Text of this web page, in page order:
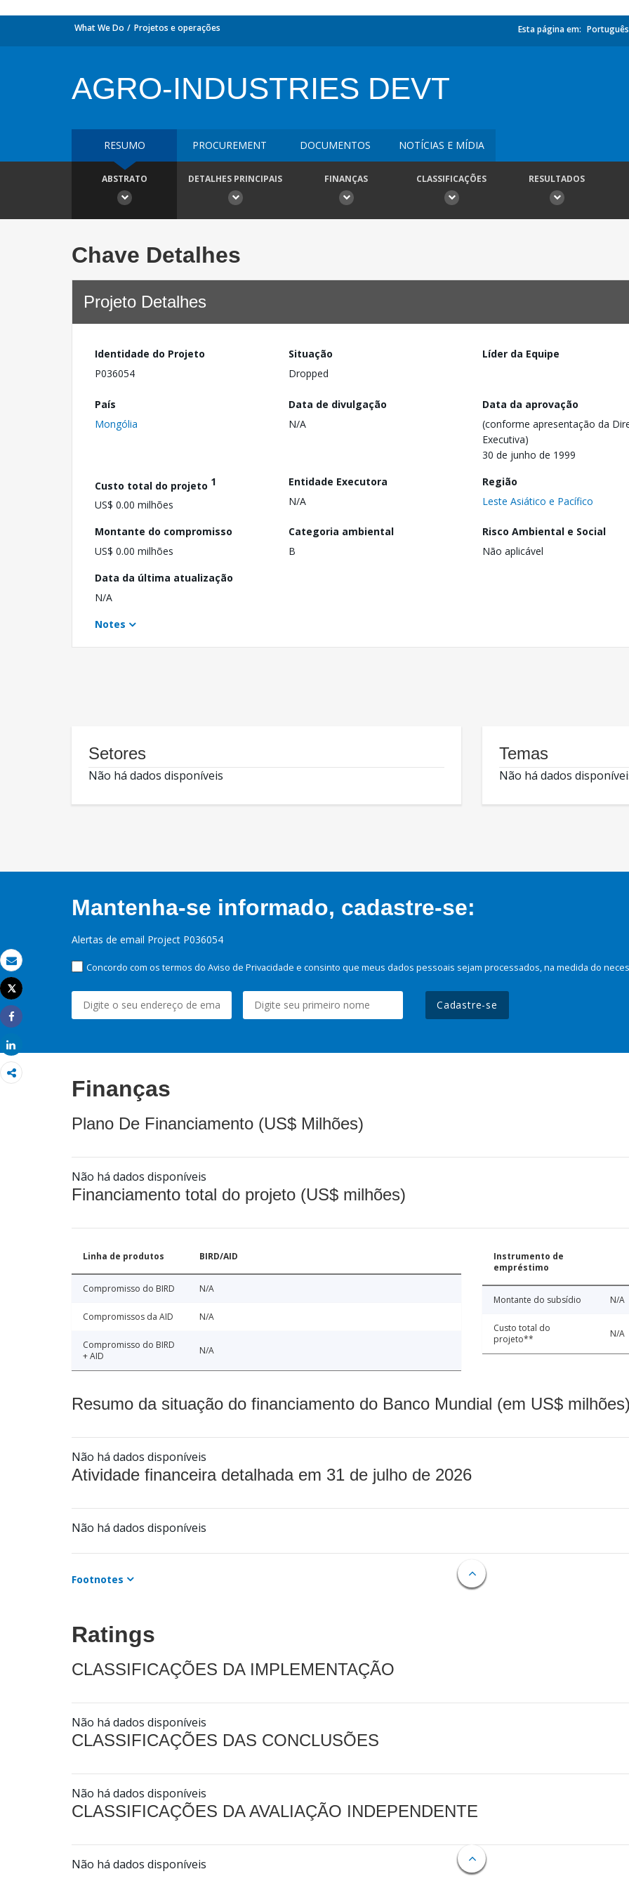
Email
Imprimir
Tweet
Share
What We Do Projetos e operações Esta página em: Português
AGRO-INDUSTRIES DEVT
RESUMO PROCUREMENT DOCUMENTOS NOTÍCIAS E MÍDIA
ABSTRATO DETALHES PRINCIPAIS FINANÇAS CLASSIFICAÇÕES RESULTADOS
Chave Detalhes
Projeto Detalhes
Identidade do Projeto
P036054
Situação
Dropped
Líder da Equipe
País
Mongólia
Data de divulgação
N/A
Data da aprovação
(conforme apresentação da
Executiva)
30 de junho de 1999
Custo total do projeto 1
US$ 0.00 milhões
Entidade Executora
N/A
Região
Leste Asiático e Pacífico
Montante do compromisso
US$ 0.00 milhões
Categoria ambiental
B
Risco Ambiental e Social
Não aplicável
Data da última atualização
N/A
Notes
Setores
Não há dados disponíveis
Temas
Não há dados
Mantenha-se informado, cadastre-se:
Alertas de email Project P036054
Concordo com os termos do Aviso de Privacidade e consinto que meus dados pessoais sejam processados, na medida do
Cadastre-se
Finanças
Plano De Financiamento (US$ Milhões)
Não há dados disponíveis
Financiamento total do projeto (US$ milhões)
Linha de produtos BIRD/AID
Compromisso do BIRD N/A
Compromissos da AID N/A
Compromisso do BIRD
+ AID
N/A
Instrumento de
empréstimo
Montante do subsídio N/A
Custo total do
projeto**
N/A
Resumo da situação do financiamento do Banco Mundial (em US$
Não há dados disponíveis
Atividade financeira detalhada em 31 de julho de 2026
Não há dados disponíveis
Footnotes
Ratings
CLASSIFICAÇÕES DA IMPLEMENTAÇÃO
Não há dados disponíveis
CLASSIFICAÇÕES DAS CONCLUSÕES
Não há dados disponíveis
CLASSIFICAÇÕES DA AVALIAÇÃO INDEPENDENTE
Não há dados disponíveis